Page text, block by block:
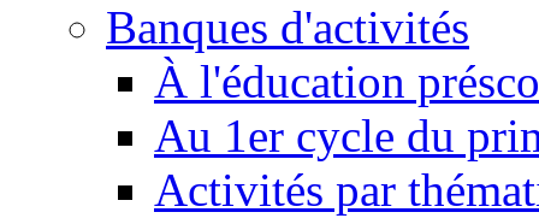
Banques d'activités
À l'éducation
Au 1er cycle du
Activités par